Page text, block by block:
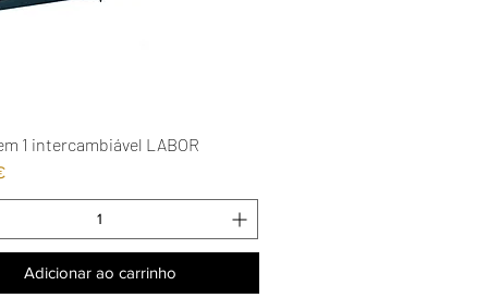
Visualização rápida
1 intercambiável LABOR
Adicionar ao carrinho